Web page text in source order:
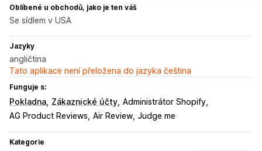
Oblíbené u obchodů, jako je ten váš
Se sídlem v USA
Jazyky
angličtina
Tato aplikace není přeložena do jazyka čeština
Funguje s:
Pokladna Zákaznické účty Administrátor Shopify
AG Product Reviews Air Review Judge me
Kategorie